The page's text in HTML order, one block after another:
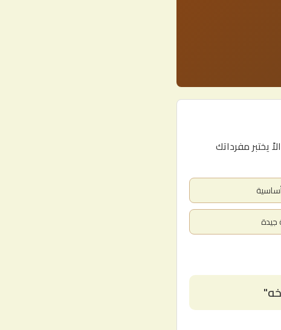
يقيس مدى معرفتك وفهمك للهجة النجدية الأصيلة، من خلال 15 سؤالاً يختبر مفرداتك